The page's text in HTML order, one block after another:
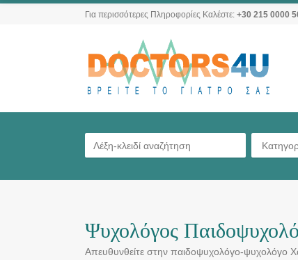
Για περισσότερες Πληροφορίες Καλέστε: +30 215 0000
Ψυχολόγος
Απευθυνθείτε στην παιδοψυχολόγο-ψυχολόγο